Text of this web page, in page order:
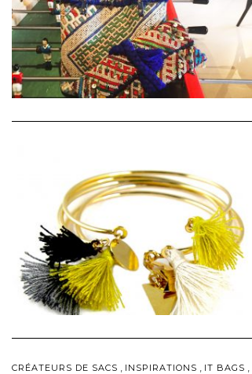
CRÉATEURS DE SACS INSPIRATIONS IT BAGS